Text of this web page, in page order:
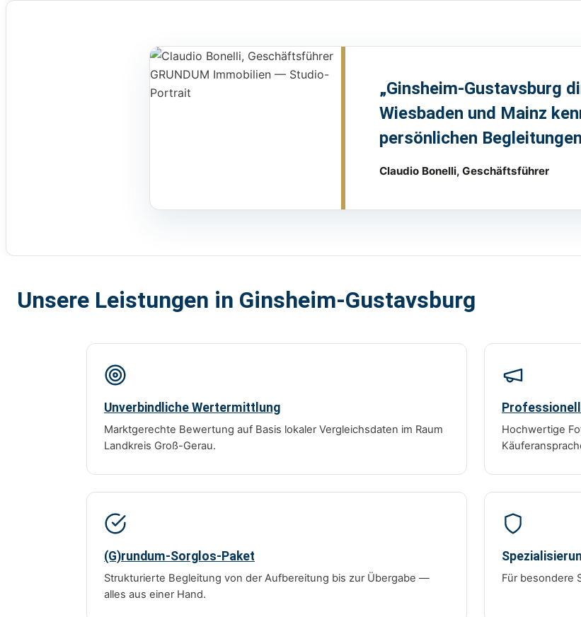
„Ginsheim-Gustavsburg
Wiesbaden und Mainz
persönlichen
Claudio Bonelli, Geschäftsführer
Unsere Leistungen in Ginsheim-Gustavsburg
Unverbindliche Wertermittlung
Marktgerechte Bewertung auf Basis lokaler Vergleichsdaten im Raum
Landkreis Groß-Gerau.
Hochwertige
(G)rundum-Sorglos-Paket
Strukturierte Begleitung von der Aufbereitung bis zur Übergabe —
alles aus einer Hand.
Für besondere